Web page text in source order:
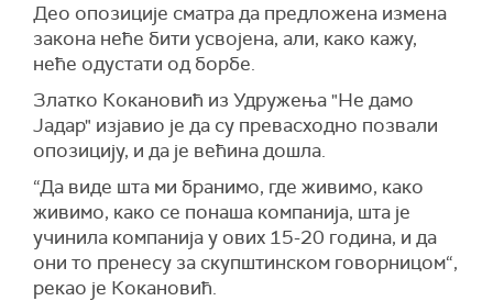
Део опозиције сматра да предложена измена
закона неће бити усвојена, али, како кажу,
неће одустати од борбе.
Златко Кокановић из Удружења "Не дамо
Јадар" изјавио је да су превасходно позвали
опозицију, и да је већина дошла.
“Да виде шта ми бранимо, где живимо, како
живимо, како се понаша компанија, шта је
учинила компанија у ових 15-20 година, и да
они то пренесу за скупштинском говорницом“,
рекао је Кокановић.